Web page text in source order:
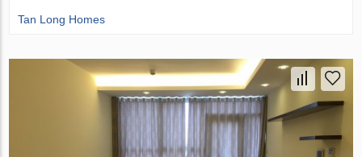
Tan Long Homes